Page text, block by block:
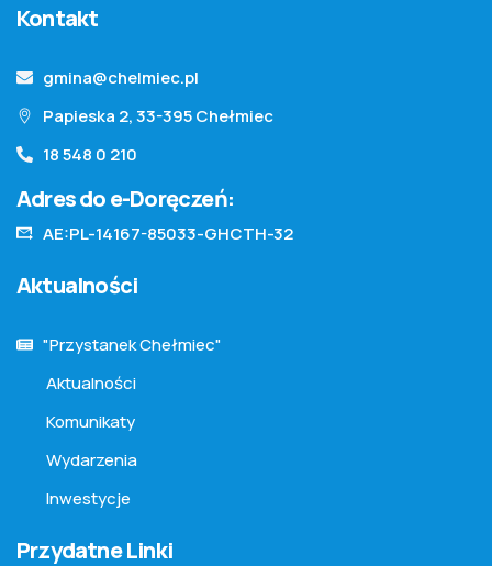
Kontakt
gmina@chelmiec.pl
Papieska 2, 33-395 Chełmiec
18 548 0 210
Adres do e-Doręczeń:
AE:PL-14167-85033-GHCTH-32
Aktualności
"Przystanek Chełmiec"
Aktualności
Komunikaty
Wydarzenia
Inwestycje
Przydatne Linki